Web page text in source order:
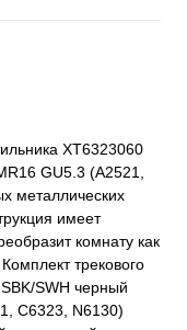
XT6323060
GU5.3 (A2521,
металлических
имеет
комнату как
трекового
SWH черный
C6323, N6130)